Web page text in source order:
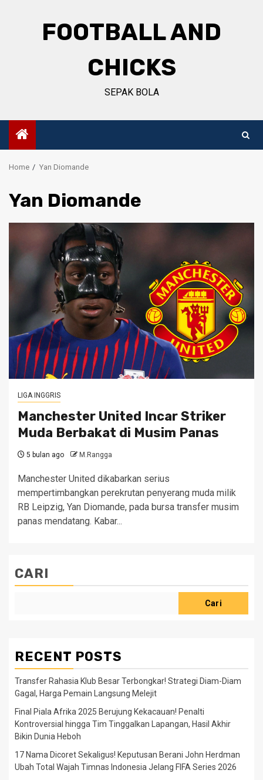
FOOTBALL AND
CHICKS
SEPAK BOLA
Home Yan Diomande
Yan Diomande
LIGA INGGRIS
Manchester United Incar Striker
Muda Berbakat di Musim Panas
5 bulan ago M.Rangga
Manchester United dikabarkan serius
mempertimbangkan perekrutan penyerang muda milik
RB Leipzig, Yan Diomande, pada bursa transfer musim
panas mendatang. Kabar...
CARI
Cari
RECENT POSTS
Transfer Rahasia Klub Besar Terbongkar! Strategi Diam-Diam
Gagal, Harga Pemain Langsung Melejit
Final Piala Afrika 2025 Berujung Kekacauan! Penalti
Kontroversial hingga Tim Tinggalkan Lapangan, Hasil Akhir
Bikin Dunia Heboh
17 Nama Dicoret Sekaligus! Keputusan Berani John Herdman
Ubah Total Wajah Timnas Indonesia Jelang FIFA Series 2026